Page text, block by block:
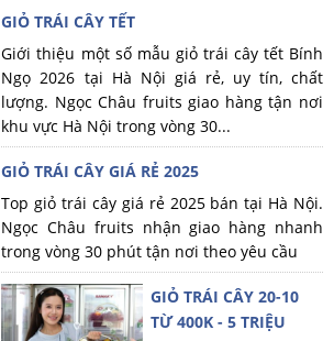
GIỎ TRÁI CÂY TẾT
Giới thiệu một số mẫu giỏ trái cây tết Bính
Ngọ 2026 tại Hà Nội giá rẻ, uy tín, chất
lượng. Ngọc Châu fruits giao hàng tận nơi
khu vực Hà Nội trong vòng 30...
GIỎ TRÁI CÂY GIÁ RẺ 2025
Top giỏ trái cây giá rẻ 2025 bán tại Hà Nội.
Ngọc Châu fruits nhận giao hàng nhanh
trong vòng 30 phút tận nơi theo yêu cầu
GIỎ TRÁI CÂY 20-10
TỪ 400K - 5 TRIỆU